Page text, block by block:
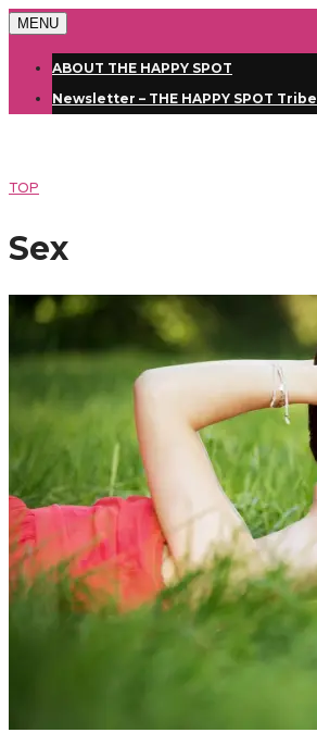
MENU
ABOUT THE HAPPY SPOT
Newsletter – THE HAPPY SPOT Tribe
TOP
Sex